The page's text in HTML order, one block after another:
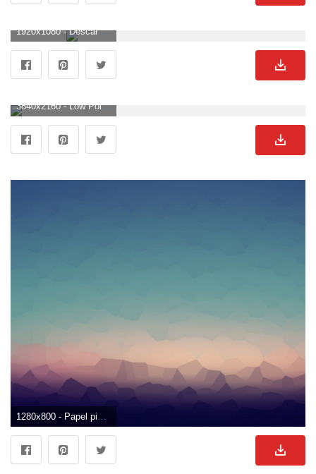
1920x1080 - Descarga gratuita de Simple Backgrounds. Fondo para computadora HD 1080p sencillos.
3840x2160 - Low Poly Simple Mountain Landscape ❤ 4K HD Desktop Wallpaper para. Wallpaper 4K Ultra HD sencillos.
1280x800 - Papel pintado simple # 6894652. Imágen sencillos.